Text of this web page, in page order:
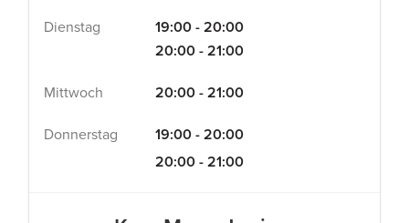
Dienstag
19:00 - 20:00
20:00 - 21:00
Mittwoch 20:00 - 21:00
Donnerstag
19:00 - 20:00
20:00 - 21:00